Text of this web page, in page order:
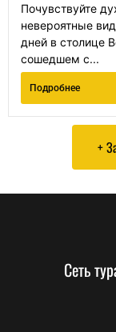
Почувствуйте
невероятные
дней в столице
сошедшем с...
Подробнее
+
Сеть